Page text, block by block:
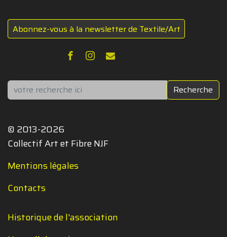
Abonnez-vous à la newsletter de Textile/Art
Rechercher Recherche
© 2013-2026
Collectif Art et Fibre NJF
Mentions légales
Contacts
Historique de l'association